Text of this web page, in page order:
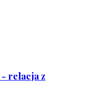
- relacja z